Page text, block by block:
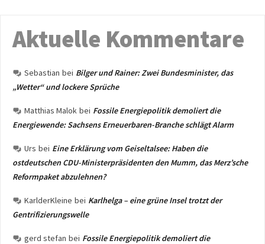
Aktuelle Kommentare
Sebastian bei Bilger und Rainer: Zwei Bundesminister, das
„Wetter“ und lockere Sprüche
Matthias Malok bei Fossile Energiepolitik demoliert die
Energiewende: Sachsens Erneuerbaren-Branche schlägt Alarm
Urs bei Eine Erklärung vom Geiseltalsee: Haben die
ostdeutschen CDU-Ministerpräsidenten den Mumm, das Merz’sche
Reformpaket abzulehnen?
KarlderKleine bei Karlhelga – eine grüne Insel trotzt der
Gentrifizierungswelle
gerd stefan bei Fossile Energiepolitik demoliert die